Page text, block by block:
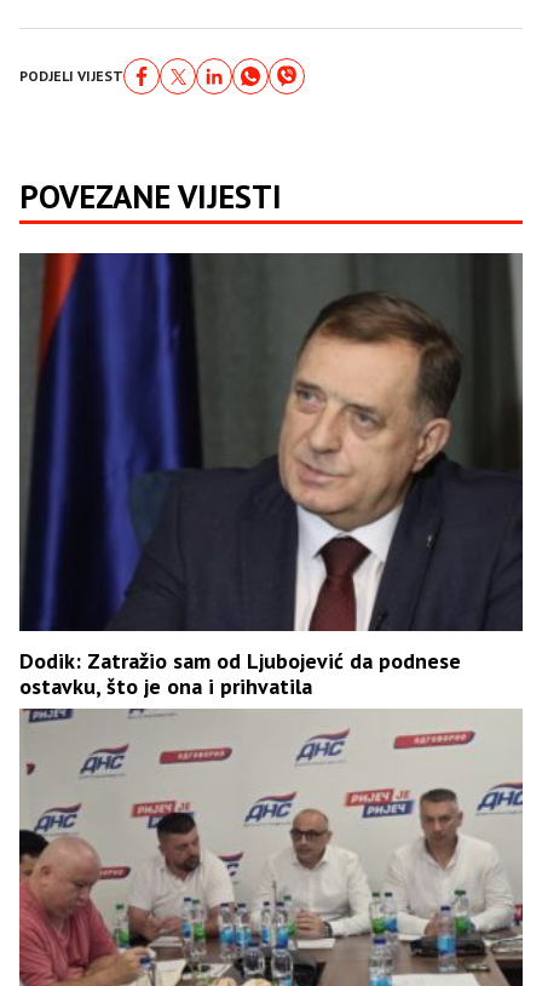
PODJELI VIJEST
POVEZANE VIJESTI
Dodik: Zatražio sam od Ljubojević da podnese
ostavku, što je ona i prihvatila